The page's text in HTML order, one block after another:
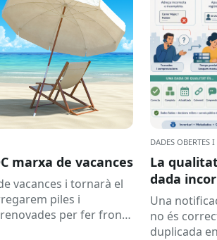
marxa de vacances
vacances i tornarà el
piles i
per fer front
DADES OBERTES
La
dada
servei
Una
no és
duplicada